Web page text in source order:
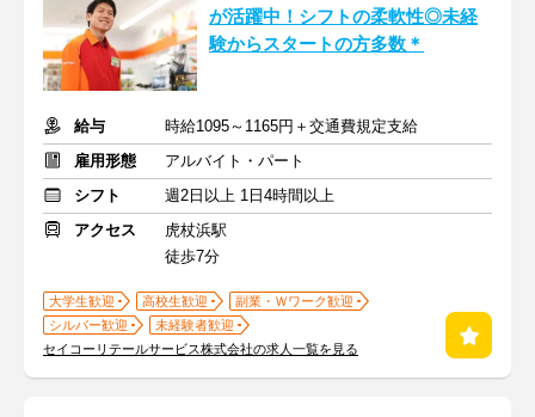
が活躍中！シフトの柔軟性◎未経
験からスタートの方多数＊
給与
時給1095～1165円＋交通費規定支給
雇用形態
アルバイト・パート
シフト
週2日以上 1日4時間以上
アクセス
虎杖浜駅
徒歩7分
大学生歓迎 高校生歓迎
副業・Ｗワーク歓迎
シルバー歓迎
未経験者歓迎
セイコーリテールサービス株式会社の求人一覧を見る